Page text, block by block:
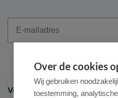
Email
Veel gestelde vragen
Over de cookies
Wij gebruiken
toestemming,